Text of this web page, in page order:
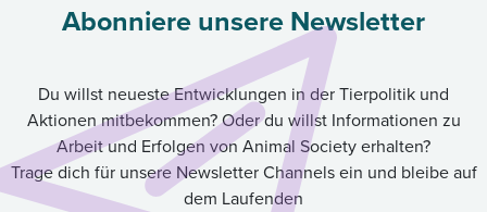
Abonniere unsere Newsletter
Du willst neueste Entwicklungen in der Tierpolitik und
Aktionen mitbekommen? Oder du willst Informationen zu
Arbeit und Erfolgen von Animal Society erhalten?
Trage dich für unsere Newsletter Channels ein und bleibe auf
dem Laufenden